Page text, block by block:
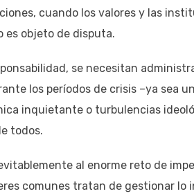
cuando los valores y las
es objeto de disputa.
se necesitan
los períodos de crisis –ya sea
inquietante o turbulencias
todos.
al enorme reto de
comunes tratan de gestionar lo